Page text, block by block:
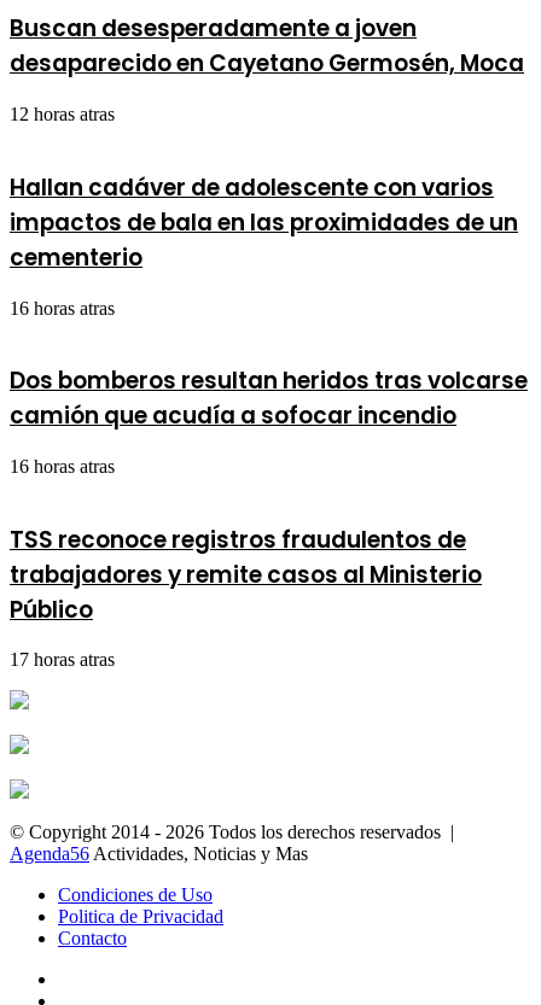
2026
que
desde
hasta
Buscan desesperadamente a joven
desaparecido en Cayetano Germosén, Moca
12 horas atras
Hallan cadáver de adolescente con varios
impactos de bala en las proximidades de un
cementerio
16 horas atras
Dos bomberos resultan heridos tras volcarse
camión que acudía a sofocar incendio
16 horas atras
TSS reconoce registros fraudulentos de
trabajadores y remite casos al Ministerio
Público
17 horas atras
© Copyright 2014 - 2026 Todos los derechos reservados |
Agenda56Actividades, Noticias y Mas
Condiciones de Uso
Politica de Privacidad
Contacto